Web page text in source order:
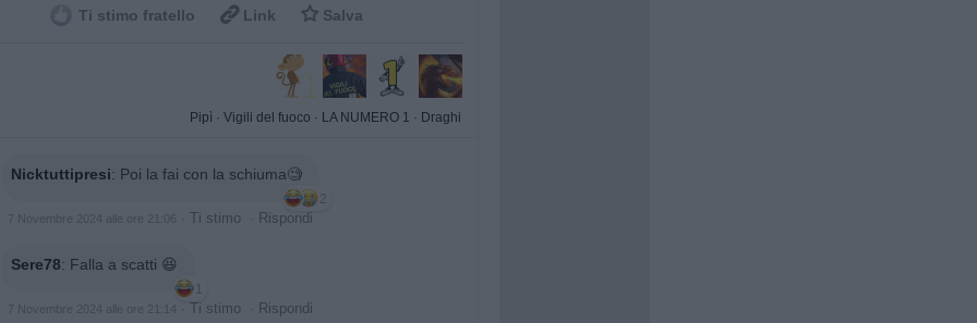
Ti stimo fratello  Link  Salva
Pipì · Vigili del fuoco · LA NUMERO 1 · Draghi
Nicktuttipresi: Poi la fai con la schiuma🧐
2
7 Novembre 2024 alle ore 21:06 Ti stimo Rispondi
Sere78: Falla a scatti 😆
1
7 Novembre 2024 alle ore 21:14 Ti stimo Rispondi